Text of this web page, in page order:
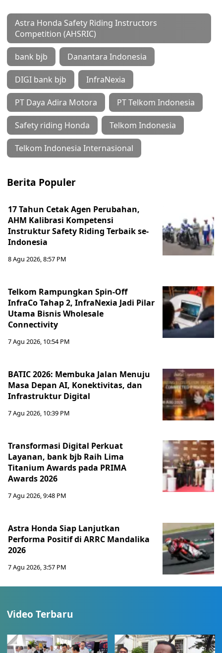
Astra Honda Safety Riding Instructors
Competition (AHSRIC)
bank bjb Danantara Indonesia
DIGI bank bjb InfraNexia
PT Daya Adira Motora PT Telkom Indonesia
Safety riding Honda Telkom Indonesia
Telkom Indonesia Internasional
Berita Populer
17 Tahun Cetak Agen Perubahan,
AHM Kalibrasi Kompetensi
Instruktur Safety Riding Terbaik se-
Indonesia
8 Agu 2026, 8:57 PM
Telkom Rampungkan Spin-Off
InfraCo Tahap 2, InfraNexia Jadi Pilar
Utama Bisnis Wholesale
Connectivity
7 Agu 2026, 10:54 PM
BATIC 2026: Membuka Jalan Menuju
Masa Depan AI, Konektivitas, dan
Infrastruktur Digital
7 Agu 2026, 10:39 PM
Transformasi Digital Perkuat
Layanan, bank bjb Raih Lima
Titanium Awards pada PRIMA
Awards 2026
7 Agu 2026, 9:48 PM
Astra Honda Siap Lanjutkan
Performa Positif di ARRC Mandalika
2026
7 Agu 2026, 3:57 PM
Video Terbaru